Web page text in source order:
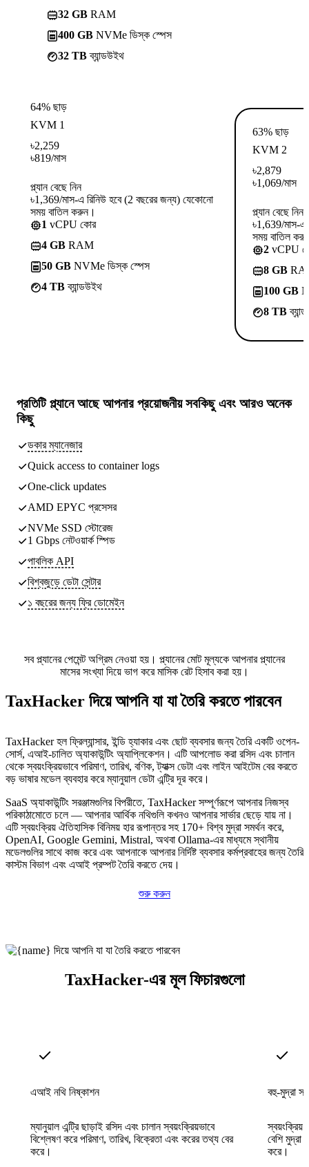
32 GB RAM
400 GB NVMe ডিস্ক স্পেস
32 TBব্যান্ডউইথ
64% ছাড়
KVM 1
৳2,259
৳819/মাস
প্ল্যান বেছে নিন
৳1,369/মাস-এ রিনিউ হবে (2 বছরের জন্য) যেকোনো
সময় বাতিল করুন।
1 vCPU কোর
4 GB RAM
50 GB NVMe ডিস্ক স্পেস
4 TBব্যান্ডউইথ
63% ছাড়
KVM 2
৳2,879
৳1,069/মাস
প্ল্যান বেছে নিন
৳1,639/মাস-এ
সময় বাতিল
2 vCPU
8 GB
100 GB
8 TB
প্রতিটি প্ল্যানে আছেআপনার প্রয়োজনীয় সবকিছুএবং আরও অনেক
কিছু
ডকার ম্যানেজার
Quick access to container logs
One-click updates
AMD EPYC প্রসেসর
NVMe SSD স্টোরেজ
1 Gbps নেটওয়ার্ক স্পিড
পাবলিক API
বিশ্বজুড়ে ডেটা সেন্টার
১ বছরের জন্য ফ্রি ডোমেইন
সব প্ল্যানের পেমেন্ট অগ্রিম নেওয়া হয়। প্ল্যানের মোট মূল্যকে আপনার প্ল্যানের
মাসের সংখ্যা দিয়ে ভাগ করে মাসিক রেট হিসাব করা হয়।
TaxHacker দিয়ে আপনি যা যা তৈরি করতে পারবেন
TaxHacker হল ফ্রিল্যান্সার, ইন্ডি হ্যাকার এবং ছোট ব্যবসার জন্য তৈরি একটি ওপেন-
সোর্স, এআই-চালিত অ্যাকাউন্টিং অ্যাপ্লিকেশন। এটি আপলোড করা রসিদ এবং চালান
থেকে স্বয়ংক্রিয়ভাবে পরিমাণ, তারিখ, বণিক, ট্যাক্স ডেটা এবং লাইন আইটেম বের করতে
বড় ভাষার মডেল ব্যবহার করে ম্যানুয়াল ডেটা এন্ট্রি দূর করে।
SaaS অ্যাকাউন্টিং সরঞ্জামগুলির বিপরীতে, TaxHacker সম্পূর্ণরূপে আপনার নিজস্ব
পরিকাঠামোতে চলে — আপনার আর্থিক নথিগুলি কখনও আপনার সার্ভার ছেড়ে যায় না।
এটি স্বয়ংক্রিয় ঐতিহাসিক বিনিময় হার রূপান্তর সহ 170+ বিশ্ব মুদ্রা সমর্থন করে,
OpenAI, Google Gemini, Mistral, অথবা Ollama-এর মাধ্যমে স্থানীয়
মডেলগুলির সাথে কাজ করে এবং আপনাকে আপনার নির্দিষ্ট ব্যবসার কর্মপ্রবাহের জন্য তৈরি
কাস্টম বিভাগ এবং এআই প্রম্পট তৈরি করতে দেয়।
শুরু করুন
TaxHacker-এর মূল ফিচারগুলো
এআই নথি নিষ্কাশন
ম্যানুয়াল এন্ট্রি ছাড়াই রসিদ এবং চালান স্বয়ংক্রিয়ভাবে
বিশ্লেষণ করে পরিমাণ, তারিখ, বিক্রেতা এবং করের তথ্য বের
করে।
বহু-মুদ্রা
স্বয়ংক্রিয়
বেশি মুদ্রা
করে।